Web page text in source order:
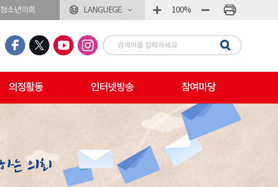
청소년의회 LANGUEGE 100%
의정활동 인터넷방송 참여마당